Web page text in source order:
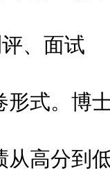
、面试
式。博士
分到低